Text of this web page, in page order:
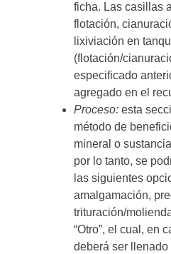
ficha. Las casillas
flotación,
lixiviación en
(flotación/
especificado
agregado en el
Proceso: esta
método de
mineral o
por lo tanto, se
las siguientes
amalgamación,
trituración/
“Otro”, el cual, en
deberá ser